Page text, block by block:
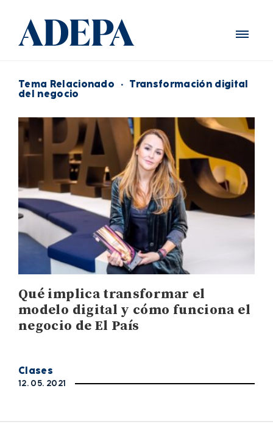
Tema Relacionado · Transformación digital
del negocio
Qué implica transformar el
modelo digital y cómo funciona el
negocio de El País
Clases
12. 05. 2021